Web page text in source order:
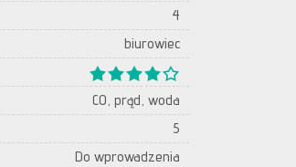
4
biurowiec
CO, prąd, woda
5
Do wprowadzenia